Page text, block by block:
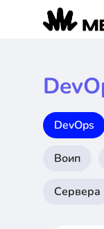
DevOps
Воип
Сервера